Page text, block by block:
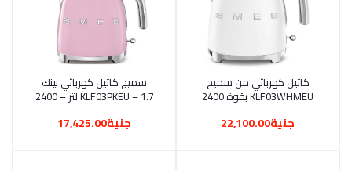
أضف إلى السلة
كاتيل كهربائي من سميج
KLF03WHMEU بقوة 2400
جنية22,100.00
أضف إلى السلة
سميج كاتيل كهربائي بينك
KLF03PKEU – 1.7 لتر – 2400
جنية17,425.00